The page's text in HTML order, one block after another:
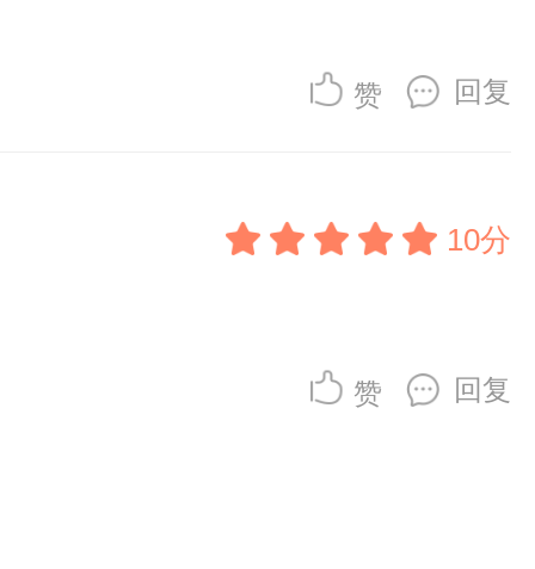
回复
赞
10分
回复
赞